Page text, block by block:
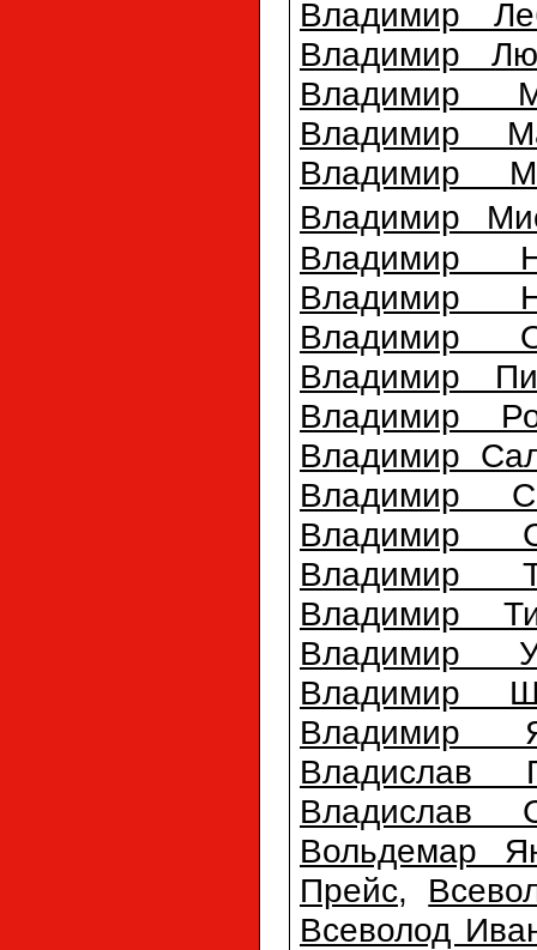
Владимир
Владимир
Владимир
Владимир
Владимир
Владимир
Владимир
Владимир
Владимир
Владимир
Владимир
Владимир
Владимир
Владимир
Владимир
Владимир
Владимир
Владимир
Владимир
Владислав
Владислав
Вольдемар
Прейс,
Всеволод